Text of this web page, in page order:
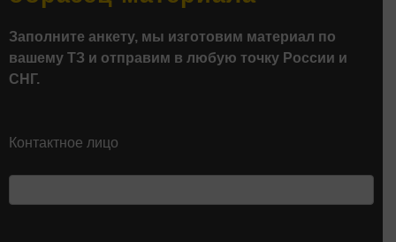
Заполните анкету, мы изготовим материал по
вашему ТЗ и отправим в любую точку России и
СНГ.
Контактное лицо